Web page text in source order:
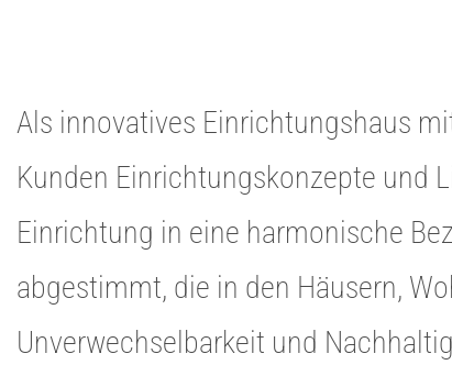
Als innovatives Einrichtungshaus
Kunden Einrichtungskonzepte und
Einrichtung in eine harmonische
abgestimmt, die in den Häusern,
Unverwechselbarkeit und